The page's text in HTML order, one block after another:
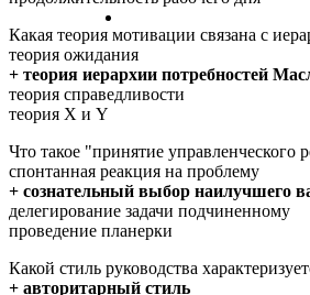
Какая теория мотивации связана с
теория ожидания
+ теория иерархии потребностей
теория справедливости
теория X и Y
Что такое "принятие управленческого
спонтанная реакция на проблему
+ сознательный выбор наилучшего
делегирование задачи подчиненному
проведение планерки
Какой стиль руководства
+ авторитарный стиль